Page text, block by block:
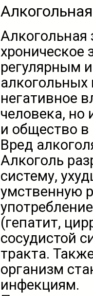
Алкогольная
хроническое
регулярным
негативное
человека, но
и общество
Вред
Алкоголь
систему,
умственную
(гепатит,
сосудистой
тракта.
организм
инфекциям.